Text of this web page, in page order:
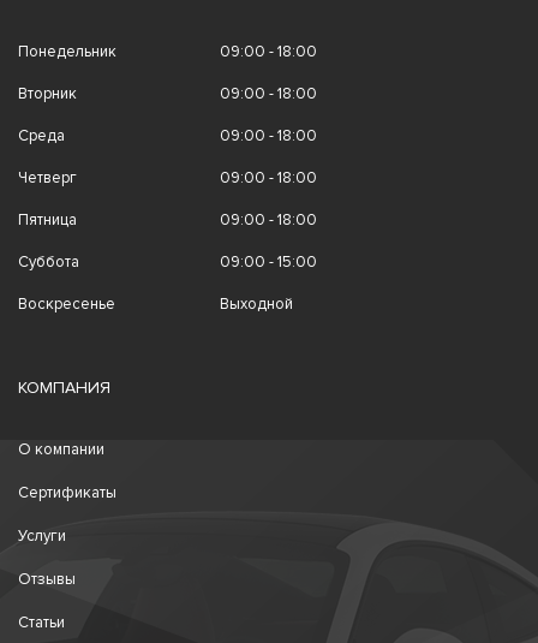
Понедельник 09:00 - 18:00
Вторник 09:00 - 18:00
Среда 09:00 - 18:00
Четверг 09:00 - 18:00
Пятница 09:00 - 18:00
Суббота 09:00 - 15:00
Воскресенье Выходной
КОМПАНИЯ
О компании
Сертификаты
Услуги
Отзывы
Статьи